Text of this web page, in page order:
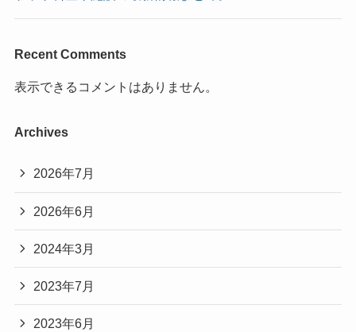
Recent Comments
表示できるコメントはありません。
Archives
2026年7月
2026年6月
2024年3月
2023年7月
2023年6月